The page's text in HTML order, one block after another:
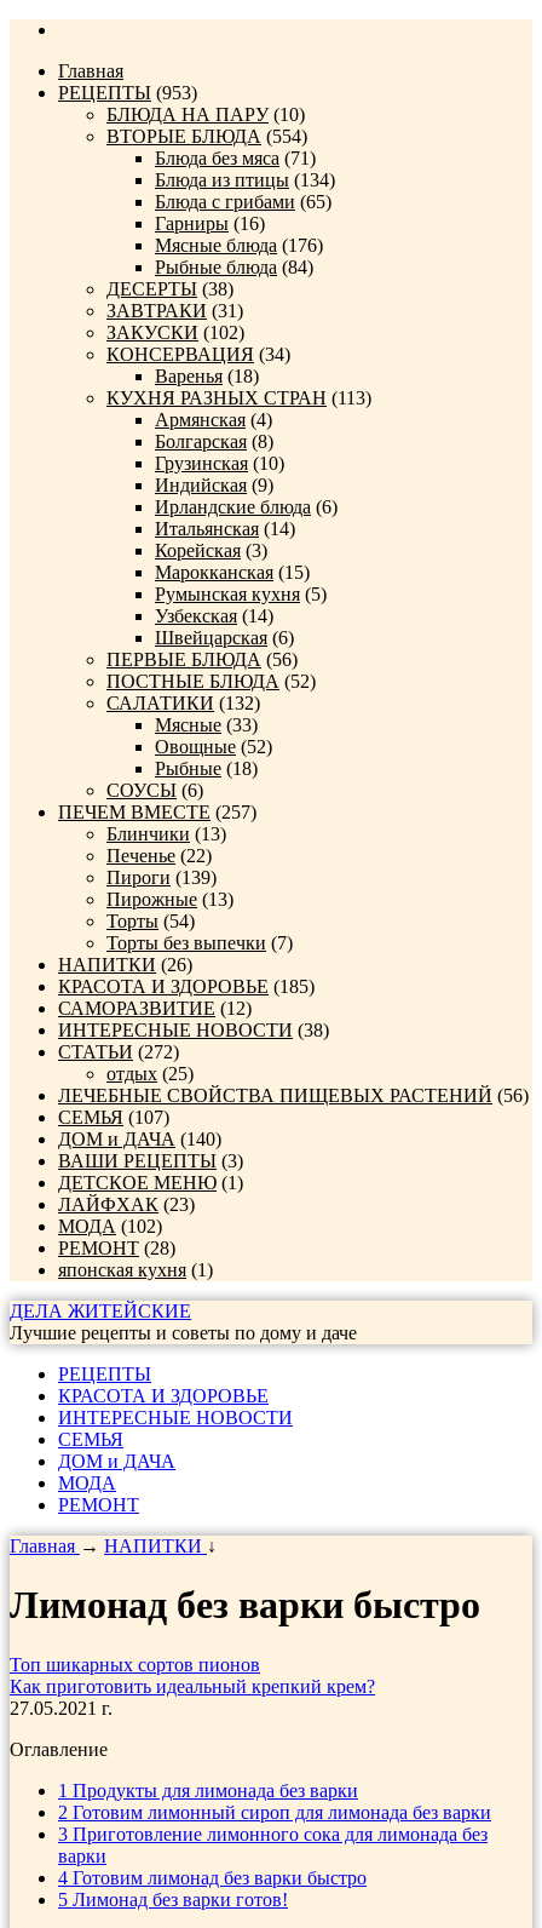
Главная
РЕЦЕПТЫ (953)
БЛЮДА НА ПАРУ(10)
ВТОРЫЕ БЛЮДА (554)
Блюда без мяса (71)
Блюда из птицы (134)
Блюда с грибами (65)
Гарниры (16)
Мясные блюда (176)
Рыбные блюда (84)
ДЕСЕРТЫ (38)
ЗАВТРАКИ (31)
ЗАКУСКИ (102)
КОНСЕРВАЦИЯ (34)
Варенья (18)
КУХНЯ РАЗНЫХ СТРАН (113)
Армянская (4)
Болгарская (8)
Грузинская (10)
Индийская (9)
Ирландские блюда (6)
Итальянская (14)
Корейская (3)
Марокканская (15)
Румынская кухня (5)
Узбекская (14)
Швейцарская (6)
ПЕРВЫЕ БЛЮДА (56)
ПОСТНЫЕ БЛЮДА (52)
САЛАТИКИ (132)
Мясные (33)
Овощные (52)
Рыбные (18)
СОУСЫ (6)
ПЕЧЕМ ВМЕСТЕ (257)
Блинчики (13)
Печенье (22)
Пироги (139)
Пирожные (13)
Торты (54)
Торты без выпечки (7)
НАПИТКИ (26)
КРАСОТА И ЗДОРОВЬЕ (185)
САМОРАЗВИТИЕ (12)
ИНТЕРЕСНЫЕ НОВОСТИ (38)
СТАТЬИ (272)
отдых (25)
ЛЕЧЕБНЫЕ СВОЙСТВА ПИЩЕВЫХ РАСТЕНИЙ (56)
СЕМЬЯ (107)
ДОМ и ДАЧА (140)
ВАШИ РЕЦЕПТЫ (3)
ДЕТСКОЕ МЕНЮ (1)
ЛАЙФХАК (23)
МОДА (102)
РЕМОНТ (28)
японская кухня (1)
ДЕЛА ЖИТЕЙСКИЕ
Лучшие рецепты и советы по дому и даче
РЕЦЕПТЫ
КРАСОТА И ЗДОРОВЬЕ
ИНТЕРЕСНЫЕ НОВОСТИ
СЕМЬЯ
ДОМ и ДАЧА
МОДА
РЕМОНТ
Главная → НАПИТКИ ↓
Лимонад без варки быстро
Топ шикарных сортов пионов
Как приготовить идеальный крепкий крем?
27.05.2021 г.
Оглавление
1 Продукты для лимонада без варки
2 Готовим лимонный сироп для лимонада без варки
3 Приготовление лимонного сока для лимонада без
варки
4 Готовим лимонад без варки быстро
5 Лимонад без варки готов!